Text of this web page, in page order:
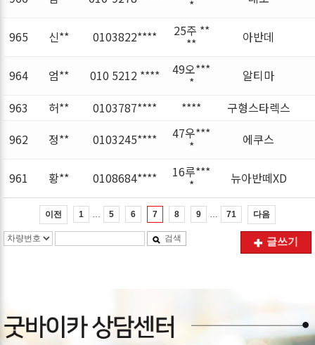
*
965 신** 0103822**** 25주 **
** 아반데
964 엄** 010 5212 **** 49오***
*
알티마
963
허** 0103787**** ****
구형스타렉스
962
정** 0103245**** 47우***
* 에쿠스
961 황** 0108684**** 16루***
* 뉴아반떼XD
이전 1 5 6 7 8 9 71 다음
검색 글쓰기